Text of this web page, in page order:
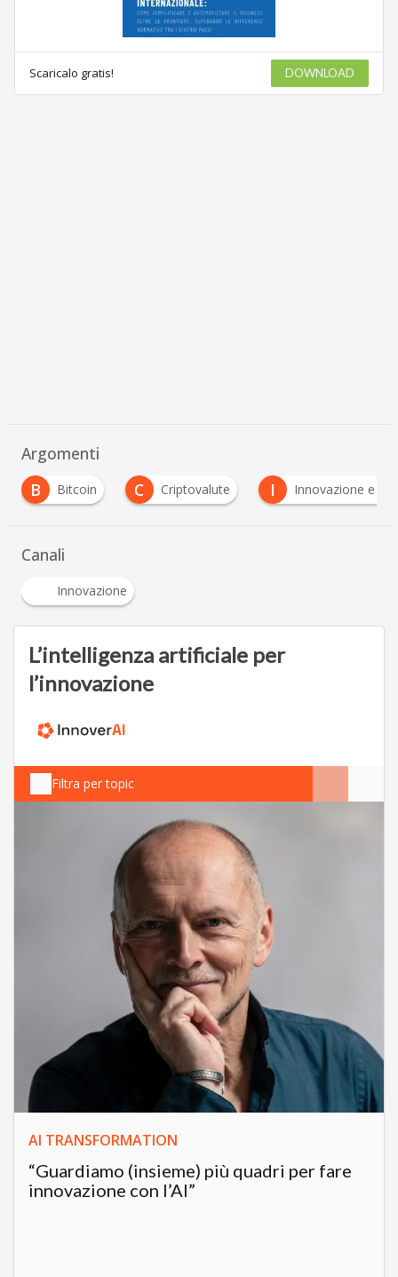
Scaricalo gratis! DOWNLOAD
Argomenti
C Criptovalute I
Innovazione e crescita
Canali
Innovazione
L’intelligenza artificiale per
l’innovazione
Filtra per topic
AI TRANSFORMATION
“Guardiamo (insieme) più quadri per fare
innovazione con l’AI”